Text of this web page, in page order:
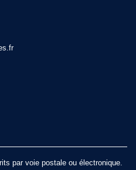
par voie postale ou électronique.